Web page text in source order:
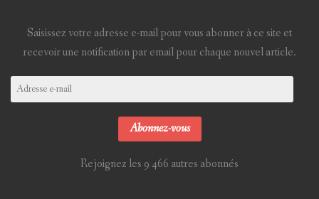
Saisissez votre adresse e-mail pour vous abonner à ce site et
recevoir une notification par email pour chaque nouvel article.
Adresse
Abonnez-vous
Rejoignez les 9 466 autres abonnés